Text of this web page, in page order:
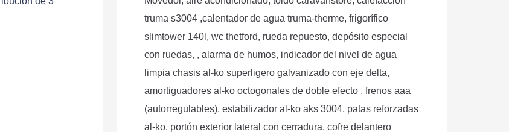
truma s3004 ,calentador de agua truma-therme, frigorífico
slimtower 140l, wc thetford, rueda repuesto, depósito especial
con ruedas, , alarma de humos, indicador del nivel de agua
limpia chasis al-ko superligero galvanizado con eje delta,
amortiguadores al-ko octogonales de doble efecto , frenos aaa
(autorregulables), estabilizador al-ko aks 3004, patas reforzadas
al-ko, portón exterior lateral con cerradura, cofre delantero